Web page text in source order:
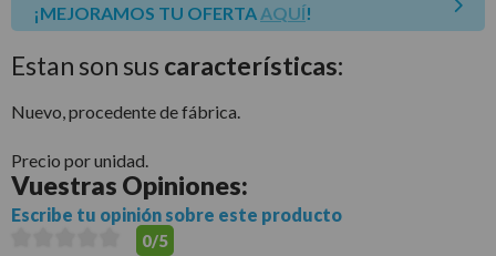
¡MEJORAMOS TU OFERTA AQUÍ!
Estan son sus características:
Nuevo, procedente de fábrica.
Precio por unidad.
Vuestras Opiniones:
Escribe tu opinión sobre este producto
0/5